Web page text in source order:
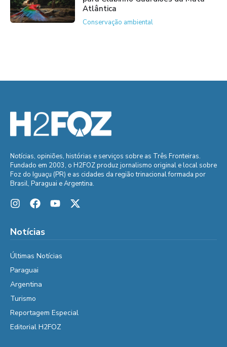
Atlântica
Conservação ambiental
Notícias, opiniões, histórias e serviços sobre as Três Fronteiras.
Fundado em 2003, o H2FOZ produz jornalismo original e local sobre
Foz do Iguaçu (PR) e as cidades da região trinacional formada por
Brasil, Paraguai e Argentina.
Notícias
Últimas Notícias
Paraguai
Argentina
Turismo
Reportagem Especial
Editorial H2FOZ